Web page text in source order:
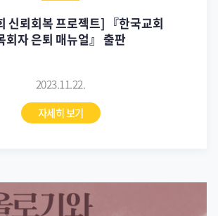
신뢰회복 프로젝트] 『한국교회
회자 은퇴 매뉴얼』 출판
2023.11.22.
자세히 보기